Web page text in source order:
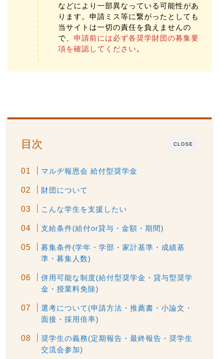
などにより一部異なっている可能性があ
ります。申請ミス等に繋がったとしても
当サイトは一切の責任を負えませんの
で、 申請前には必ず各奨学財団の募集要
項を確認してください 。
CLOSE
目次
マルヂ報恩会 給付型奨学金
財団について
こんな学生を支援したい
支給条件(給付or貸与・金額・期間)
募集条件(学年・学部・家計基準・成績基
準・募集人数)
併用可能な制度(給付型奨学金・貸与型奨学
金・授業料免除)
選考について(申請方法・推薦書・小論文・
面接・採用倍率)
奨学生の義務(定期報告・最終報告・奨学生
交流会参加)